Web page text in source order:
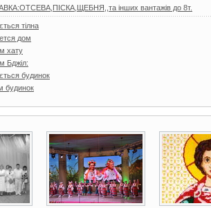
інших вантажів до 8т.
тілна
дом
хату
Бджiл:
будинок
будинок
4 фото 3 фото